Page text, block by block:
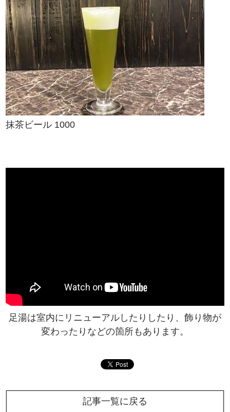
抹茶ビール 1000
足湯は室内にリニューアルしたりしたり、飾り物が
変わったりなどの箇所もあります。
記事一覧に戻る